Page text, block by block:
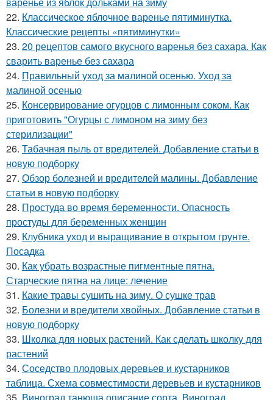
22. Классическое яблочное варенье пятиминутка.
Классические рецепты «пятиминутки»
23. 20 рецептов самого вкусного варенья без сахара. Как
сварить варенье без сахара
24. Правильный уход за малиной осенью. Уход за
малиной осенью
25. Консервирование огурцов с лимонным соком. Как
приготовить "Огурцы с лимоном на зиму без
стерилизации"
26. Табачная пыль от вредителей. Добавление статьи в
новую подборку
27. Обзор болезней и вредителей малины. Добавление
статьи в новую подборку
28. Простуда во время беременности. Опасность
простуды для беременных женщин
29. Клубника уход и выращивание в открытом грунте.
Посадка
30. Как убрать возрастные пигментные пятна.
Старческие пятна на лице: лечение
31. Какие травы сушить на зиму. О сушке трав
32. Болезни и вредители хвойных. Добавление статьи в
новую подборку
33. Школка для новых растений. Как сделать школку для
растений
34. Соседство плодовых деревьев и кустарников
таблица. Схема совместимости деревьев и кустарников
35. Виноград танюша описание сорта. Виноград